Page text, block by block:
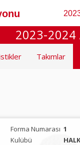
2023-
Takımlar
Forma Numarası 1
Kulübü